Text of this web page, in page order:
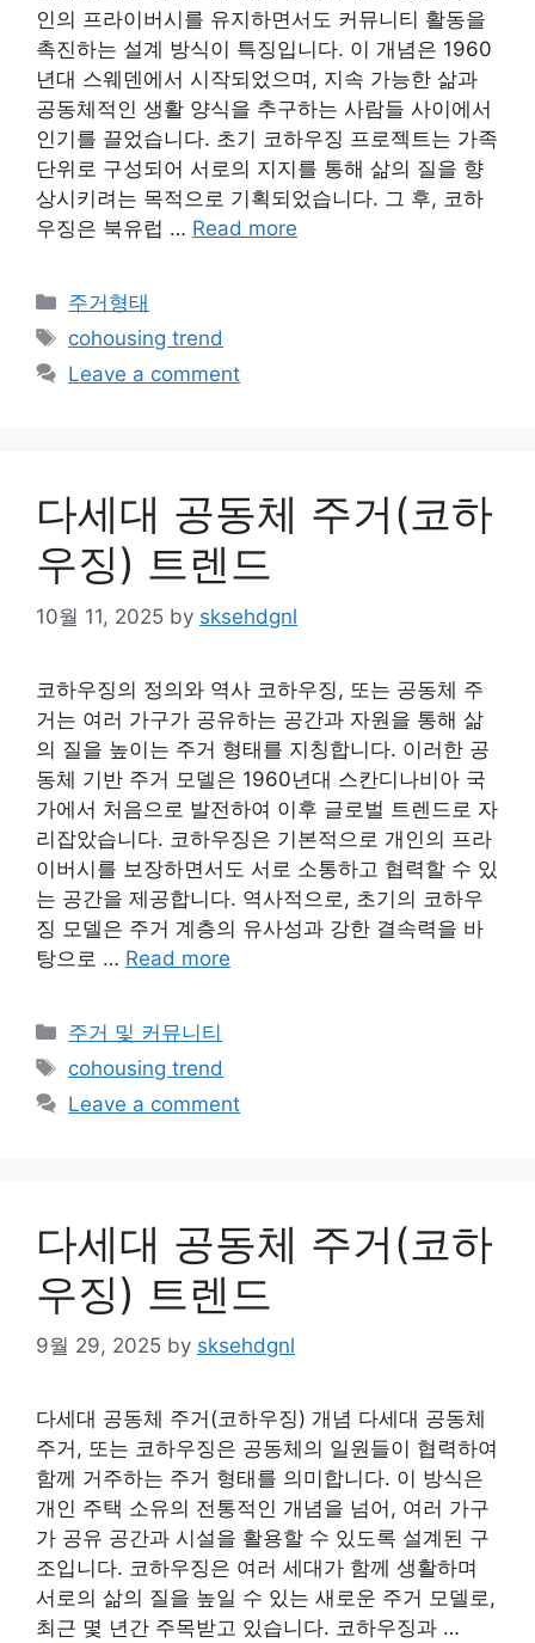
인의 프라이버시를 유지하면서도 커뮤니티 활동을
촉진하는 설계 방식이 특징입니다. 이 개념은 1960
년대 스웨덴에서 시작되었으며, 지속 가능한 삶과
공동체적인 생활 양식을 추구하는 사람들 사이에서
인기를 끌었습니다. 초기 코하우징 프로젝트는 가족
단위로 구성되어 서로의 지지를 통해 삶의 질을 향
상시키려는 목적으로 기획되었습니다. 그 후, 코하
우징은 북유럽 … Read more
Categories
주거형태
Tags
cohousing trend
Leave a comment
다세대 공동체 주거(코하
우징) 트렌드
10월 11, 2025 by sksehdgnl
코하우징의 정의와 역사 코하우징, 또는 공동체 주
거는 여러 가구가 공유하는 공간과 자원을 통해 삶
의 질을 높이는 주거 형태를 지칭합니다. 이러한 공
동체 기반 주거 모델은 1960년대 스칸디나비아 국
가에서 처음으로 발전하여 이후 글로벌 트렌드로 자
리잡았습니다. 코하우징은 기본적으로 개인의 프라
이버시를 보장하면서도 서로 소통하고 협력할 수 있
는 공간을 제공합니다. 역사적으로, 초기의 코하우
징 모델은 주거 계층의 유사성과 강한 결속력을 바
탕으로 … Read more
Categories
주거 및 커뮤니티
Tags
cohousing trend
Leave a comment
다세대 공동체 주거(코하
우징) 트렌드
9월 29, 2025 by sksehdgnl
다세대 공동체 주거(코하우징) 개념 다세대 공동체
주거, 또는 코하우징은 공동체의 일원들이 협력하여
함께 거주하는 주거 형태를 의미합니다. 이 방식은
개인 주택 소유의 전통적인 개념을 넘어, 여러 가구
가 공유 공간과 시설을 활용할 수 있도록 설계된 구
조입니다. 코하우징은 여러 세대가 함께 생활하며
서로의 삶의 질을 높일 수 있는 새로운 주거 모델로,
최근 몇 년간 주목받고 있습니다. 코하우징과 …